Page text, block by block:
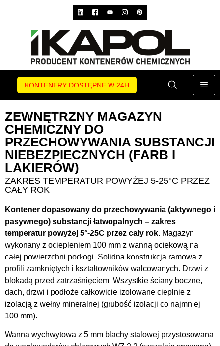
KONTENERY DOSTĘPNE W 24H
ZEWNĘTRZNY MAGAZYN
CHEMICZNY DO
PRZECHOWYWANIA SUBSTANCJI
NIEBEZPIECZNYCH (FARB I
LAKIERÓW)
ZAKRES TEMPERATUR POWYŻEJ 5-25°C PRZEZ
CAŁY ROK
Kontener dopasowany do przechowywania (aktywnego i
pasywnego) substancji łatwopalnych – zakres
temperatur powyżej 5°-25C przez cały rok. Magazyn
wykonany z ociepleniem 100 mm z wanną ociekową na
całej powierzchni podłogi. Solidna konstrukcja ramowa z
profili zamkniętych i kształtowników walcowanych. Drzwi z
blokadą przed zatrzaśnięciem. Wszystkie ściany boczne,
dach, drzwi i podłoże całkowicie izolowane cieplnie z
izolacją z wełny mineralnej (grubość izolacji co najmniej
100 mm).
Wanna wychwytowa z 5 mm blachy stalowej przystosowana